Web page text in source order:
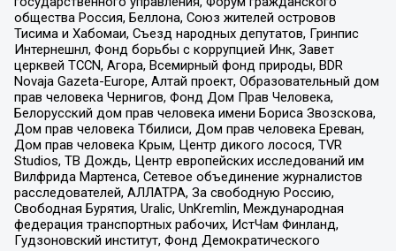
общества Россия, Беллона, Союз жителей островов
Тисима и Хабомаи, Съезд народных депутатов, Гринпис
Интернешнл, Фонд борьбы с коррупцией Инк, Завет
церквей TCCN, Агора, Всемирный фонд природы, BDR
Novaja Gazeta-Europe, Алтай проект, Образовательный дом
прав человека Чернигов, Фонд Дом Прав Человека,
Белорусский дом прав человека имени Бориса Звозскова,
Дом прав человека Тбилиси, Дом прав человека Ереван,
Дом прав человека Крым, Центр дикого лосося, TVR
Studios, ТВ Дождь, Центр европейских исследований им
Вилфрида Мартенса, Сетевое объединение журналистов
расследователей, АЛЛАТРА, За свободную Россию,
Свободная Бурятия, Uralic, UnKremlin, Международная
федерация транспортных рабочих, ИстЧам Финланд,
Гудзоновский институт, Фонд Демократического